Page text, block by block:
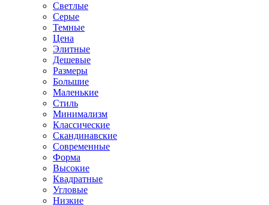
Светлые
Серые
Темные
Цена
Элитные
Дешевые
Размеры
Большие
Маленькие
Стиль
Минимализм
Классические
Скандинавские
Современные
Форма
Высокие
Квадратные
Угловые
Низкие